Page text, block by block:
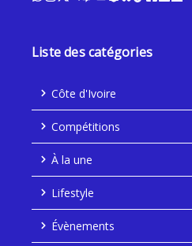
Liste des catégories
Côte d'Ivoire
Compétitions
À la une
Lifestyle
Évènements